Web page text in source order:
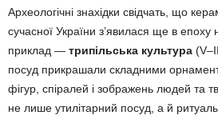
Археологічні знахідки свідчать, що
сучасної України з’явилася ще в епоху
приклад — трипільська культура
посуд прикрашали складними
фігур, спіралей і зображень людей та
не лише утилітарний посуд, а й